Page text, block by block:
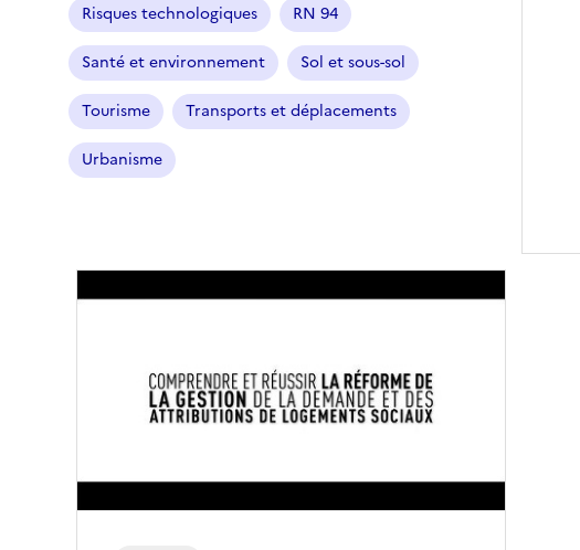
Risques technologiques RN 94
Santé et environnement Sol et sous-sol
Tourisme Transports et déplacements
Urbanisme